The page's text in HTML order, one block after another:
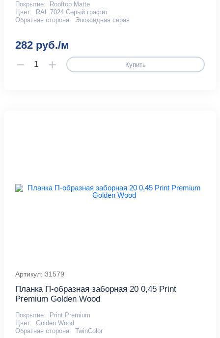
Покрытие:
Rooftop Matte
Цвет:
RAL 7024 Серый графит
Обратная сторона:
Эпоксидная серая
282 руб./м
Купить
Артикул: 31579
Планка П-образная заборная 20 0,45 Print
Premium Golden Wood
Покрытие:
Print Premium
Цвет: Golden Wood
Обратная сторона: TwinColor